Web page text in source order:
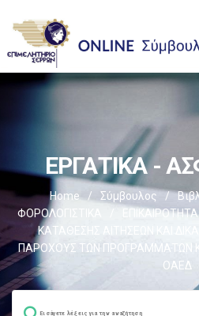
ΕΡΓΑΤΙΚΑ -
Home / Σύμβουλος /
ΦΟΡΟΛΟΓΙΣΤΙΚΑ
ΕΠΙΚΑΙΡΟΤΗΤΑ
ΚΑΤΑΘΕΣΗΣ ΑΙΤΗΣΕΩΝ ΚΑΙ
ΠΑΡΟΧΟΥΣ ΤΩΝ ΠΡΟΓΡΑΜΜΑΤΩΝ
ΟΑΕΔ